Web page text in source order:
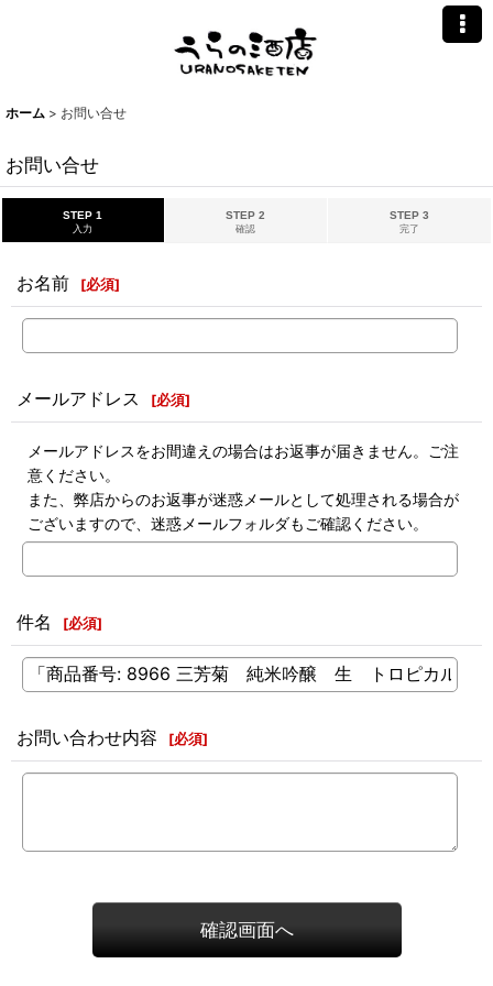
ホーム > お問い合せ
お問い合せ
STEP 1
入力
STEP 2
確認
STEP 3
完了
お名前 [必須]
メールアドレス [必須]
メールアドレスをお間違えの場合はお返事が届きません。ご注
意ください。
また、弊店からのお返事が迷惑メールとして処理される場合が
ございますので、迷惑メールフォルダもご確認ください。
件名 [必須]
お問い合わせ内容 [必須]
確認画面へ